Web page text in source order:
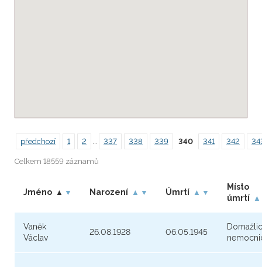
předchozí 1 2 ... 337 338 339 340 341 342
Celkem 18559 záznamů
Jméno ▲ ▼ Narození ▲ ▼ Úmrtí ▲ ▼
Místo
úmrtí ▲
Vaněk
Václav
26.08.1928 06.05.1945